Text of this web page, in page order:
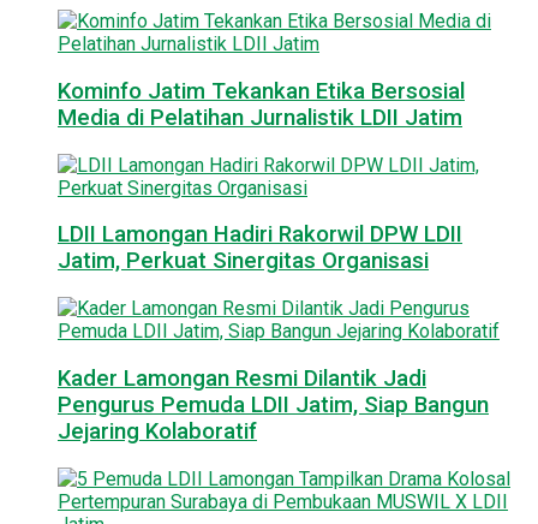
Kominfo Jatim Tekankan Etika Bersosial
Media di Pelatihan Jurnalistik LDII Jatim
LDII Lamongan Hadiri Rakorwil DPW LDII
Jatim, Perkuat Sinergitas Organisasi
Kader Lamongan Resmi Dilantik Jadi
Pengurus Pemuda LDII Jatim, Siap Bangun
Jejaring Kolaboratif